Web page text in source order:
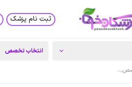
ثبت نام پزشک